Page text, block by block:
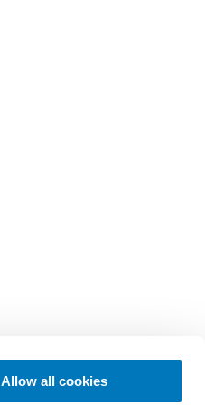
Allow all cookies